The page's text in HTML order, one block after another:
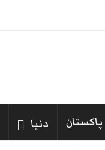
پاکستان دنیا